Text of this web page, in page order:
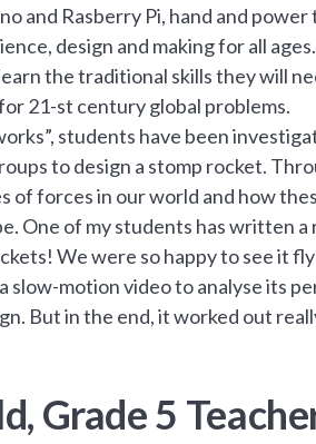
and Rasberry Pi, hand and
design and making for all ages.
the traditional skills they will
21-st century global problems.
students have been
to design a stomp rocket.
forces in our world and how
One of my students has written
We were so happy to see it
slow-motion video to analyse its
But in the end, it worked out
Grade 5